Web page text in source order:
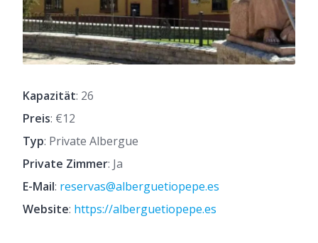
Kapazität: 26
Preis: €12
Typ: Private Albergue
Private Zimmer: Ja
E-Mail: reservas@alberguetiopepe.es
Website: https://alberguetiopepe.es